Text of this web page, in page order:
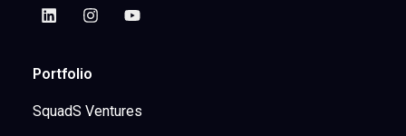
Portfolio
SquadS Ventures